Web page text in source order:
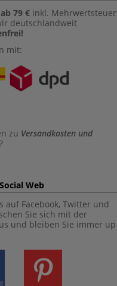
ab 79 € inkl. Mehrwertsteuer
deutschlandweit
mit:
zu Versandkosten und
?
Web
auf Facebook, Twitter und
Sie sich mit der
und bleiben Sie immer up